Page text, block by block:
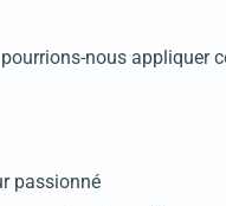
nous appliquer
passionné